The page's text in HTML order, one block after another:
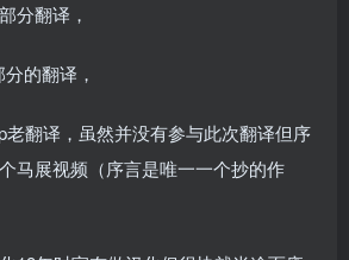
分翻译，
的翻译，
翻译，虽然并没有参与此次翻译但序
马展视频（序言是唯一一个抄的作